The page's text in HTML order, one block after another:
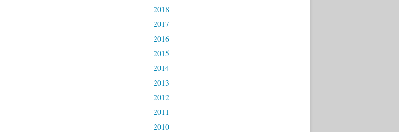
2018
2017
2016
2015
2014
2013
2012
2011
2010